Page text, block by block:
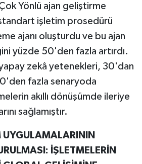
Yönlü ajan geliştirme
işletim prosedürü
ajanı oluşturdu ve bu ajan
yüzde 50'den fazla artırdı.
zekâ yetenekleri, 30'dan
fazla senaryoda
akıllı dönüşümde ileriye
sağlamıştır.
UYGULAMALARININ
İŞLETMELERİN